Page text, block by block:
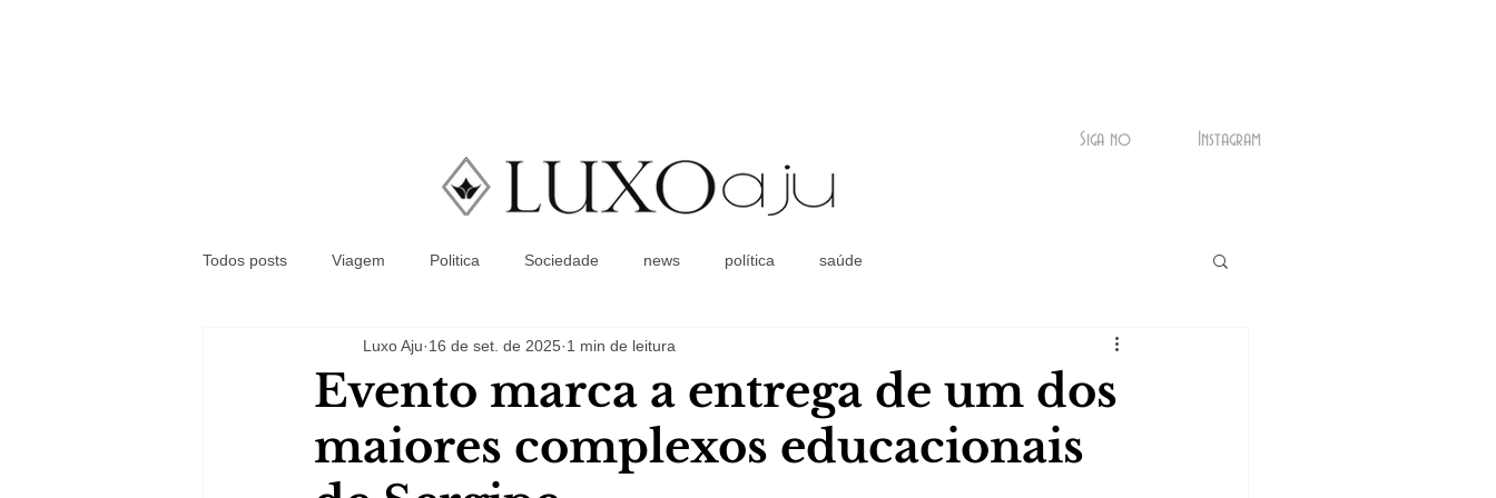
Coluna Social
Siga no Instagram
Todos posts Viagem Politica Sociedade news política saúde
Evento marca a entrega de um dos
maiores complexos educacionais
Luxo Aju 16 de set. de 2025 1 min de leitura